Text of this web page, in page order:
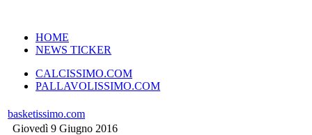
HOME
NEWS TICKER
CALCISSIMO.COM
PALLAVOLISSIMO.COM
basketissimo.com
Giovedì 9 Giugno 2016